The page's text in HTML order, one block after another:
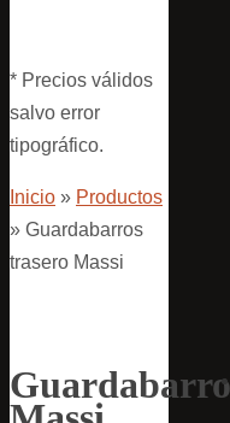
* Precios válidos
salvo error
tipográfico.
Inicio » Productos
» Guardabarros
trasero Massi